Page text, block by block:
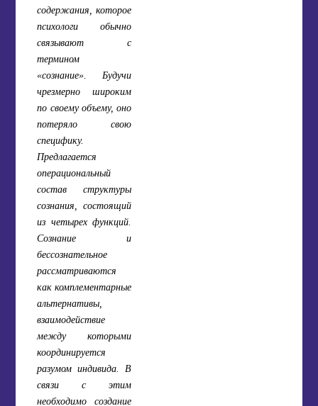
содержания, которое
психологи обычно
связывают с
термином
«сознание». Будучи
чрезмерно широким
по своему объему, оно
потеряло свою
специфику.
Предлагается
операциональный
состав структуры
сознания, состоящий
из четырех функций.
Сознание и
бессознательное
рассматриваются
как комплементарные
альтернативы,
взаимодействие
между которыми
координируется
разумом индивида. В
связи с этим
необходимо создание